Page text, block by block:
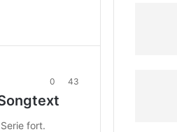
0 43
fort.